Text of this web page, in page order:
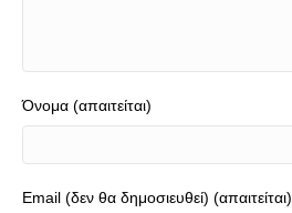
Όνομα (απαιτείται)
Email (δεν θα δημοσιευθεί) (απαιτείται)